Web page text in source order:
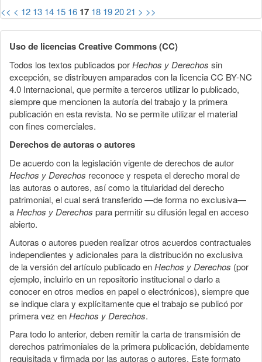
<< < 12 13 14 15 16 17 18 192021 > >>
Uso de licencias Creative Commons (CC)
Todos los textos publicados porHechos y Derechos sin
excepción, se distribuyen amparados con la licencia CC BY-NC
4.0 Internacional, que permite a terceros utilizar lo publicado,
siempre que mencionen la autoría del trabajo y la primera
publicación en esta revista. No se permite utilizar el material
con fines comerciales.
Derechos de autoras o autores
De acuerdo con la legislación vigente de derechos de autor
Hechos y Derechos reconoce y respeta el derecho moral de
las autoras o autores, así como la titularidad del derecho
patrimonial, el cual será transferido —de forma no exclusiva—
aHechos y Derechos para permitir su difusión legal en acceso
abierto.
Autoras o autores pueden realizar otros acuerdos contractuales
independientes y adicionales para la distribución no exclusiva
de la versión del artículo publicado enHechos y Derechos (por
ejemplo, incluirlo en un repositorio institucional o darlo a
conocer en otros medios en papel o electrónicos), siempre que
se indique clara y explícitamente que el trabajo se publicó por
primera vez enHechos y Derechos.
Para todo lo anterior, deben remitir la carta de transmisión de
derechos patrimoniales de la primera publicación, debidamente
requisitada y firmada por las autoras o autores. Este formato